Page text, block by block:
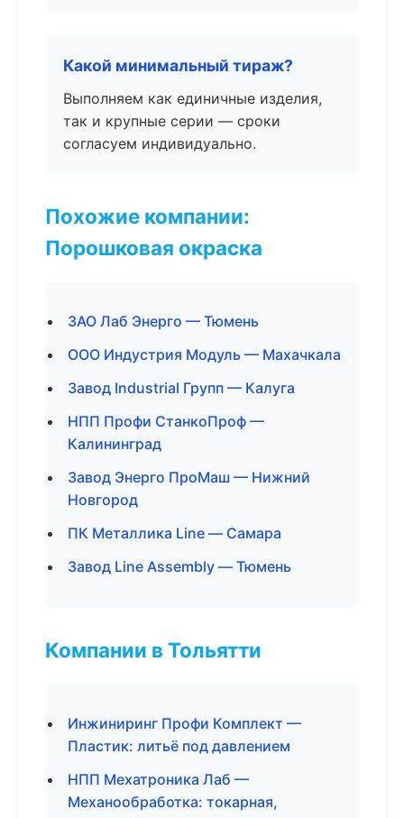
Какой минимальный тираж?
Выполняем как единичные изделия,
так и крупные серии — сроки
согласуем индивидуально.
Похожие компании:
Порошковая окраска
ЗАО Лаб Энерго — Тюмень
ООО Индустрия Модуль — Махачкала
Завод Industrial Групп — Калуга
НПП Профи СтанкоПроф —
Калининград
Завод Энерго ПроМаш — Нижний
Новгород
ПК Металлика Line — Самара
Завод Line Assembly — Тюмень
Компании в Тольятти
Инжиниринг Профи Комплект —
Пластик: литьё под давлением
НПП Мехатроника Лаб —
Механообработка: токарная,